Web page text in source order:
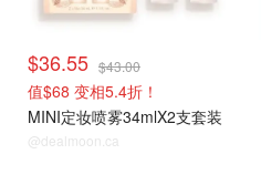
$36.55 $43.00
值$68 变相5.4折！
MINI定妆喷雾34mlX2支套装
@dealmoon.ca